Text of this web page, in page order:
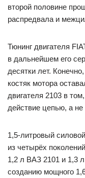
второй половине
распредвала и
Тюнинг двигателя
в дальнейшем его
десятки лет.
костяк мотора
двигателя 2103 в
действие цепью, а
1,5-литровый
из четырёх
1,2 л ВАЗ 2101 и 1,3
созданию мощного